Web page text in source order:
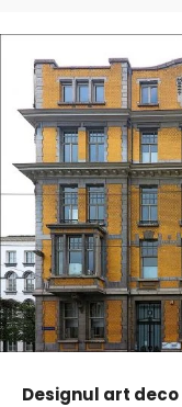
Designul art deco